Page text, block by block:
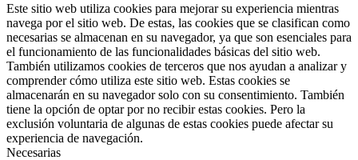
Este sitio web utiliza cookies para mejorar su experiencia mientras
navega por el sitio web. De estas, las cookies que se clasifican como
necesarias se almacenan en su navegador, ya que son esenciales para
el funcionamiento de las funcionalidades básicas del sitio web.
También utilizamos cookies de terceros que nos ayudan a analizar y
comprender cómo utiliza este sitio web. Estas cookies se
almacenarán en su navegador solo con su consentimiento. También
tiene la opción de optar por no recibir estas cookies. Pero la
exclusión voluntaria de algunas de estas cookies puede afectar su
experiencia de navegación.
Necesarias